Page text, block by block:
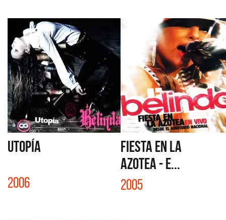
UTOPÍA
2006
FIESTA EN LA
AZOTEA - E...
2005